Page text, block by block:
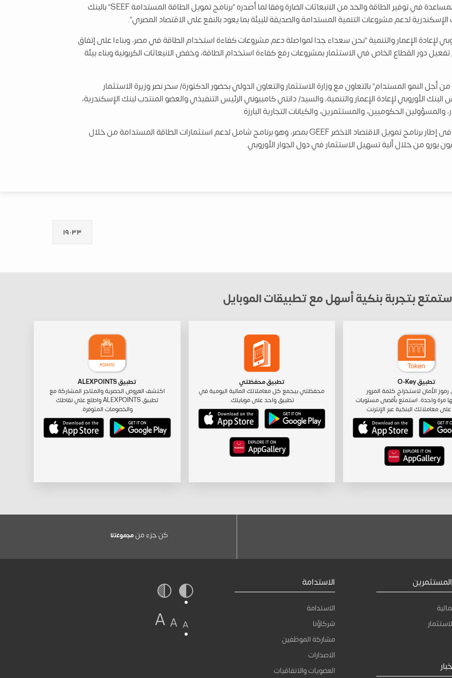
كامبيوني: "من خلال هذه المبادرة، نهدف إلى المساعدة في توفير الطاقة والحد من الانبعاثات الضارة وفقا لما أصدره "برنامج تمويل الطاقة المستدامة SEEF" بالبنك
الإسكندرية لدعم مشروعات التنمية المستدامة والصديقة للبيئة بما يعود بالنفع على الاقتصاد المصري".
لإعادة الإعمار والتنمية "نحن سعداء جدا لمواصلة دعم مشروعات كفاءة استخدام الطاقة في مصر، وبناءا على إتفاق
دور القطاع الخاص في الاستثمار بمشروعات رفع كفاءة استخدام الطاقة، وخفض الانبعاثات الكربونية وبناء بيئة
النمو المستدام" بالتعاون مع وزارة الاستثمار والتعاون الدولي بحضور الدكتورة/ سحر نصر وزيرة الاستثمار
الأوروبي لإعادة الإعمار والتنمية، والسيد/ دانتي كامبيوني الرئيس التنفيذي والعضو المنتدب لبنك الإسكندرية،
والمسؤولين الحكوميين، والمستثمرين، والكيانات التجارية البارزة.
ومن الجدير بالذكر أن هذه الإتفاقية تعتبر الثالثة فى إطار برنامج تمويل الاقتصاد الاخضر GEEF بمصر، وهو برنامج شامل لدعم استثمارات الطاقة المستدامة من خلال
١٩٠٣٣
بتجربة بنكية أسهل مع تطبيقات الموبايل
تطبيق O-Key
الأمان لاستخراج كلمة المرور
مرة واحدة. استمتع بأقصى مستويات
على معاملاتك البنكية عبر الإنترنت.
تطبيق محفظتي
محفظتي بيجمع كل معاملاتك المالية اليومية في
تطبيق واحد على موبايلك.
تطبيق ALEXPOINTS
اكتشف العروض الحصرية والمتاجر المشاركة مع
تطبيق ALEXPOINTS واطلع علي نقاطك
والخصومات المتوفرة.
كن جزء منﻣﺟﻣوﻋﺗﻧﺎ
الاستدامة
الاستدامة
شركاؤنا
مشاركة الموظفين
الاصدارات
العضويات والاتفاقيات
A
A
A